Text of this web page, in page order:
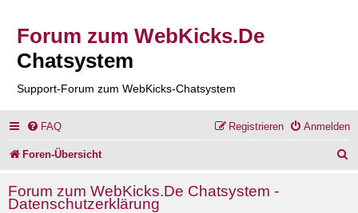
Forum zum WebKicks.De
Chatsystem
Support-Forum zum WebKicks-Chatsystem
FAQ Anmelden
Registrieren
Foren-Übersicht
Forum zum WebKicks.De Chatsystem -
Datenschutzerklärung